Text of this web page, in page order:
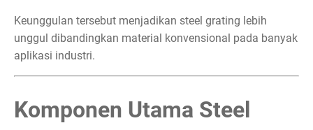
Keunggulan tersebut menjadikan steel grating lebih
unggul dibandingkan material konvensional pada banyak
aplikasi industri.
Komponen Utama Steel